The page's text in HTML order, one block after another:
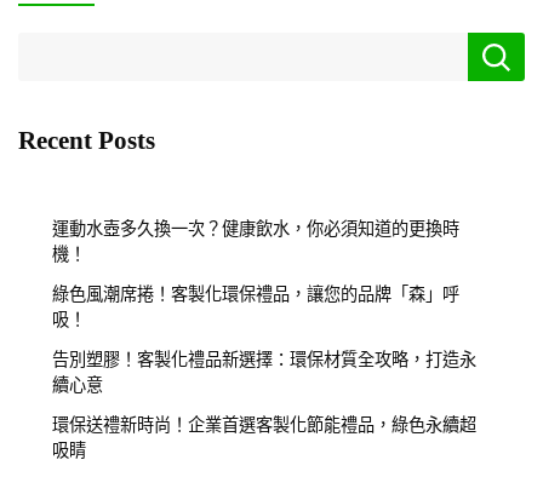
Recent Posts
運動水壺多久換一次？健康飲水，你必須知道的更換時
機！
綠色風潮席捲！客製化環保禮品，讓您的品牌「森」呼
吸！
告別塑膠！客製化禮品新選擇：環保材質全攻略，打造永
續心意
環保送禮新時尚！企業首選客製化節能禮品，綠色永續超
吸睛